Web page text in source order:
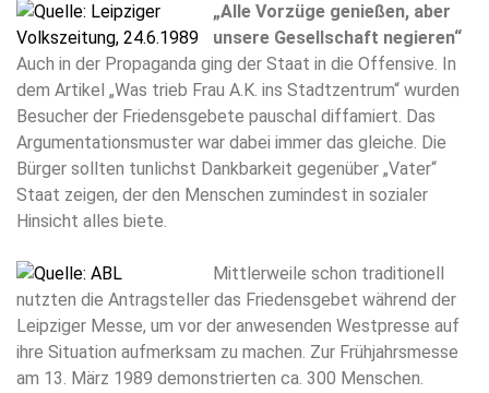
„Alle Vorzüge genießen, aber
unsere Gesellschaft negieren“
Auch in der Propaganda ging der Staat in die Offensive. In
dem Artikel „Was trieb Frau A.K. ins Stadtzentrum“ wurden
Besucher der Friedensgebete pauschal diffamiert. Das
Argumentationsmuster war dabei immer das gleiche. Die
Bürger sollten tunlichst Dankbarkeit gegenüber „Vater“
Staat zeigen, der den Menschen zumindest in sozialer
Hinsicht alles biete.
Mittlerweile schon traditionell
nutzten die Antragsteller das Friedensgebet während der
Leipziger Messe, um vor der anwesenden Westpresse auf
ihre Situation aufmerksam zu machen. Zur Frühjahrsmesse
am 13. März 1989 demonstrierten ca. 300 Menschen.